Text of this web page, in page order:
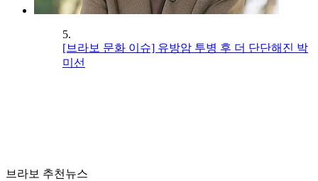
5.
[브라보 문화 이슈] 유방암 투병 후 더 단단해진 박
미선
브라보 추천뉴스